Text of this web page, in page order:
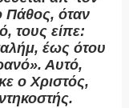
Πάθος, όταν
τους είπε:
έως ότου
Αυτό,
ο Χριστός,